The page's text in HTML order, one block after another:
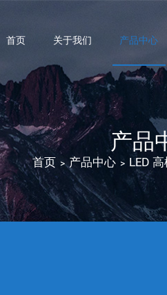
首页 关于我们 产品中心
产品
首页 > 产品中心 > LED